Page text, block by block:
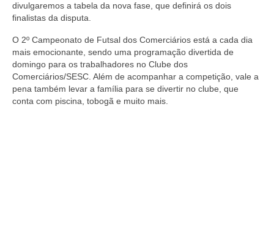
divulgaremos a tabela da nova fase, que definirá os dois
finalistas da disputa.
O 2º Campeonato de Futsal dos Comerciários está a cada dia
mais emocionante, sendo uma programação divertida de
domingo para os trabalhadores no Clube dos
Comerciários/SESC. Além de acompanhar a competição, vale a
pena também levar a família para se divertir no clube, que
conta com piscina, tobogã e muito mais.